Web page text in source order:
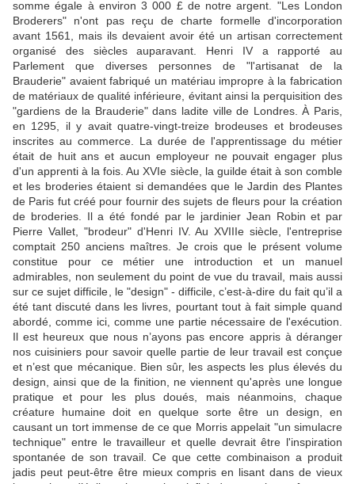
somme égale à environ 3 000 £ de notre argent.
"Les London
Broderers" n'ont pas reçu de charte formelle d'incorporation
avant 1561, mais ils devaient avoir été un artisan correctement
organisé des siècles auparavant.
Henri IV a rapporté au
Parlement que diverses personnes de "l'artisanat de la
Brauderie" avaient fabriqué un matériau impropre à la fabrication
de matériaux de qualité inférieure, évitant ainsi la perquisition des
"gardiens de la Brauderie" dans ladite ville de Londres. À Paris,
en 1295, il y avait quatre-vingt-treize brodeuses et brodeuses
inscrites au commerce.
La durée de l'apprentissage du métier
était de huit ans et aucun employeur ne pouvait engager plus
d'un apprenti à la fois. Au XVIe siècle, la guilde était à son comble
et les broderies étaient si demandées que le Jardin des Plantes
de Paris fut créé pour fournir des sujets de fleurs pour la création
de broderies.
Il a été fondé par le jardinier Jean Robin et par
Pierre Vallet, "brodeur" d'Henri IV. Au XVIIIe siècle, l'entreprise
comptait 250 anciens maîtres.
Je crois que le présent volume
constitue pour ce métier une introduction et un manuel
admirables, non seulement du point de vue du travail, mais aussi
sur ce sujet difficile, le "design" - difficile, c’est-à-dire du fait qu’il a
été tant discuté dans les livres, pourtant tout à fait simple quand
abordé, comme ici, comme une partie nécessaire de l'exécution.
Il est heureux que nous n’ayons pas encore appris à déranger
nos cuisiniers pour savoir quelle partie de leur travail est conçue
et n’est que mécanique.
Bien sûr, les aspects les plus élevés du
design, ainsi que de la finition, ne viennent qu'après une longue
pratique et pour les plus doués, mais néanmoins, chaque
créature humaine doit en quelque sorte être un design, en
causant un tort immense de ce que Morris appelait "un simulacre
technique" entre le travailleur et quelle devrait être l'inspiration
spontanée de son travail.
Ce que cette combinaison a produit
jadis peut peut-être être mieux compris en lisant dans de vieux